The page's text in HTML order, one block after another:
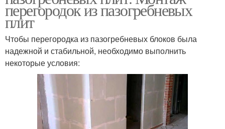
перегородок из пазогребневых
плит
Чтобы перегородка из пазогребневых блоков была
надежной и стабильной, необходимо выполнить
некоторые условия: